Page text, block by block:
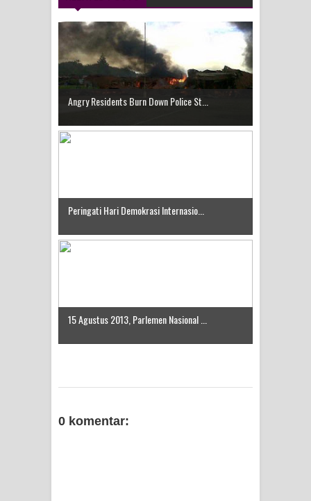
Papua Siapkan 1000 Kuota Beasiswa
Mace
BRI Region 18 Jayapura Salurkan
Indonesia Turns Remote Papua
dan Penanaman Padi di Merauke
Mantan Sekda Jayawijaya Jadi
Angry Residents Burn Down Police St...
Peringati Hari Demokrasi Internasio...
15 Agustus 2013, Parlemen Nasional ...
0 komentar: